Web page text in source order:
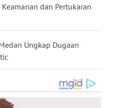
dan Pertukaran
Ungkap Dugaan